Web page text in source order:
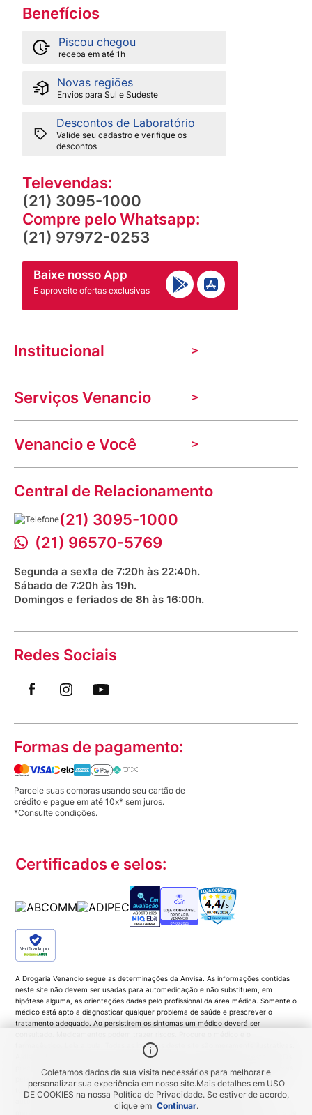
Coletamos dados da sua visita necessários para melhorar e
personalizar sua experiência em nosso site.Mais detalhes em USO
DE COOKIES na nossa Política de Privacidade. Se estiver de acordo,
clique em Continuar.
Benefícios
Piscou chegou
receba em até 1h
Novas regiões
Envios para Sul e Sudeste
Descontos de Laboratório
Valide seu cadastro e verifique os
descontos
Televendas:
(21) 3095-1000
Compre pelo Whatsapp:
(21) 97972-0253
Baixe nosso App
E aproveite ofertas exclusivas
Institucional
A Venancio
Trabalhe Conosco
Nossas lojas
Indique seu imóvel
Aniversário Venancio 2025
Serviços Venancio
Troca e devolução
Mecânica de promoções
Dúvidas frequentes
Prazos e entregas
Bioimpedância Gratuita
Venancio e Você
VClube - Programa de fidelidade
Fale com o farmacêutico
Fale conosco
Procon RJ
Saúde na praça
Central de Relacionamento
(21) 3095-1000
(21) 96570-5769
Segunda a sexta de 7:20h às 22:40h.
Sábado de 7:20h às 19h.
Domingos e feriados de 8h às 16:00h.
Redes Sociais
Formas de pagamento:
Parcele suas compras usando seu cartão de
crédito e pague em até 10x* sem juros.
*Consulte condições.
Certificados e selos:
Verificada por
A Drogaria Venancio segue as determinações da Anvisa. As informações contidas
neste site não devem ser usadas para automedicação e não substituem, em
hipótese alguma, as orientações dadas pelo profissional da área médica. Somente o
médico está apto a diagnosticar qualquer problema de saúde e prescrever o
tratamento adequado. Ao persistirem os sintomas um médico deverá ser
farmacêutico. Leia a bula. Todas as imagens deste site são meramente ilustrativas.
A disponibilidade de produtos variam de acordo com a quantidade em estoque. Os
preços, promoções, frete e condições de pagamento são exclusivos para compras
pela Loja Virtual. Promoções do tipo 'Leve 3 pague 2', 'Leve 2 pague 1', coloque
todas as unidades no carrinho de compras e o desconto será gerado
automaticamente no valor total da compra. As imagens dos produtos são
meramente ilustrativas e a Venancio se resguarda por quaisquer eventuais erros de